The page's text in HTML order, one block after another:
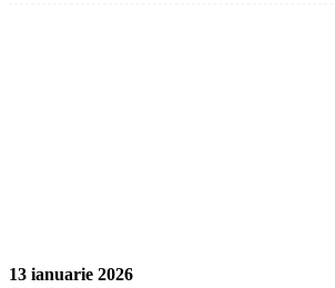
13 ianuarie 2026